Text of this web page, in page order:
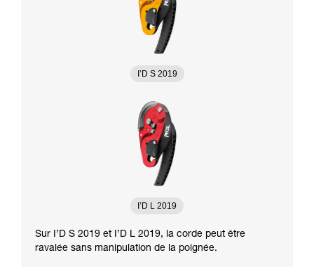
I’D S 2019
I’D L 2019
Sur I’D S 2019 et I’D L 2019, la corde peut être
ravalée sans manipulation de la poignée.